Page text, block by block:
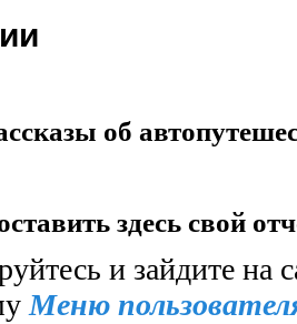
об
здесь свой
и зайдите на
Меню